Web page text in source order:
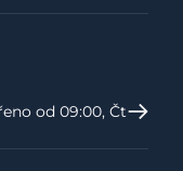
od 09:00, Čt